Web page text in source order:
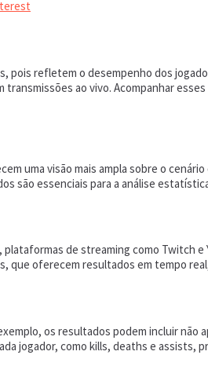
refletem o desempenho dos
ao vivo. Acompanhar
uma visão mais ampla sobre o
são essenciais para a análise
de streaming como Twitch e
oferecem resultados em tempo
os resultados podem incluir não
jogador, como kills, deaths e assists,